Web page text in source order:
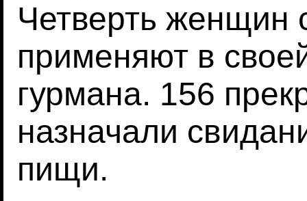
Четверть женщин
применяют в
гурмана. 156
назначали
пищи.